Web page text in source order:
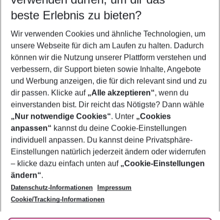
5-8 Nächte
2 Erwachsene Keine Kinder
Mehr Filter anzeigen
Footer
Footer navigation
Über uns
AGB
Bestpreisgarantie
Cookie-Einstellungen ändern
Cookie-Richtlinie
Agenturbetreuung
Barrierefreies Reisen
Folge uns
beste Erlebnis zu bieten?
Wir verwenden Cookies und ähnliche Technologien, um
unsere Webseite für dich am Laufen zu halten. Dadurch
können wir die Nutzung unserer Plattform verstehen und
verbessern, dir Support bieten sowie Inhalte, Angebote
und Werbung anzeigen, die für dich relevant sind und zu
dir passen. Klicke auf „Alle akzeptieren“, wenn du
einverstanden bist. Dir reicht das Nötigste? Dann wähle
„Nur notwendige Cookies“. Unter „Cookies
anpassen“ kannst du deine Cookie-Einstellungen
individuell anpassen. Du kannst deine Privatsphäre-
Einstellungen natürlich jederzeit ändern oder widerrufen
– klicke dazu einfach unten auf „Cookie-Einstellungen
ändern“.
Datenschutz-Informationen
Impressum
Cookie/Tracking-Informationen